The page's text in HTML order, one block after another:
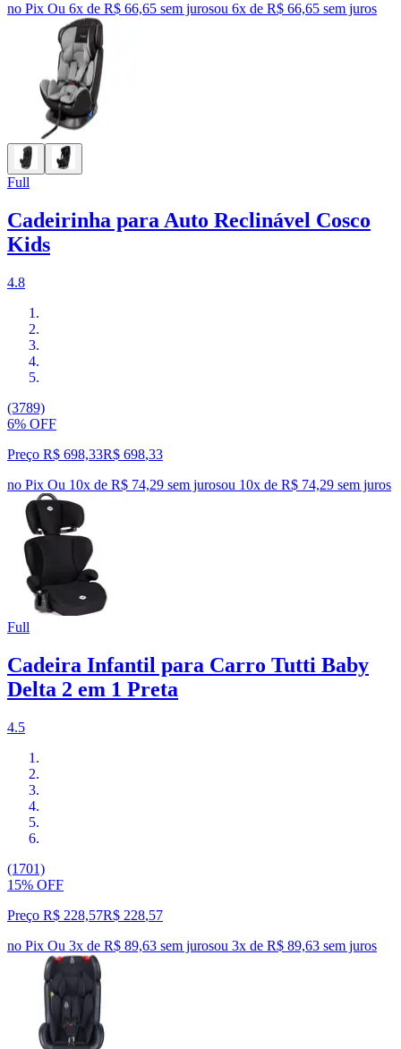
no Pix Ou 6x de R$ 66,65 sem jurosou 6x de R$ 66,65 sem juros
Full
Cadeirinha para Auto Reclinável Cosco
Kids
4.8
(3789)
6% OFF
Preço R$ 698,33R$ 698,33
no Pix Ou 10x de R$ 74,29 sem jurosou 10x de R$ 74,29 sem juros
Full
Cadeira Infantil para Carro Tutti Baby
Delta 2 em 1 Preta
4.5
(1701)
15% OFF
Preço R$ 228,57R$ 228,57
no Pix Ou 3x de R$ 89,63 sem jurosou 3x de R$ 89,63 sem juros